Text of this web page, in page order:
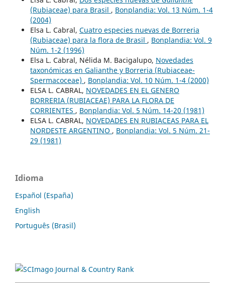
(Rubiaceae) para Brasil , Bonplandia: Vol. 13 Núm. 1-4
(2004)
Elsa L. Cabral, Cuatro especies nuevas de Borreria
(Rubiaceae) para la flora de Brasil , Bonplandia: Vol. 9
Núm. 1-2 (1996)
Elsa L. Cabral, Nélida M. Bacigalupo, Novedades
taxonómicas en Galianthe y Borreria (Rubiaceae-
Spermacoceae) , Bonplandia: Vol. 10 Núm. 1-4 (2000)
ELSA L. CABRAL, NOVEDADES EN EL GENERO
BORRERIA (RUBIACEAE) PARA LA FLORA DE
CORRIENTES , Bonplandia: Vol. 5 Núm. 14-20 (1981)
ELSA L. CABRAL, NOVEDADES EN RUBIACEAS PARA EL
NORDESTE ARGENTINO , Bonplandia: Vol. 5 Núm. 21-
29 (1981)
Idioma
Español (España)
English
Português (Brasil)